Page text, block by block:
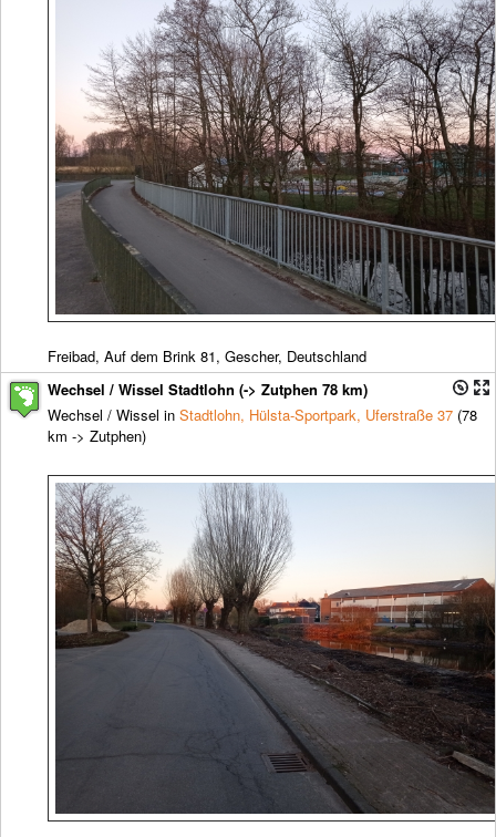
Freibad, Auf dem Brink 81, Gescher, Deutschland
Wechsel / Wissel Stadtlohn (-> Zutphen 78 km)
Wechsel / Wissel in Stadtlohn, Hülsta-Sportpark, Uferstraße 37 (78
km -> Zutphen)